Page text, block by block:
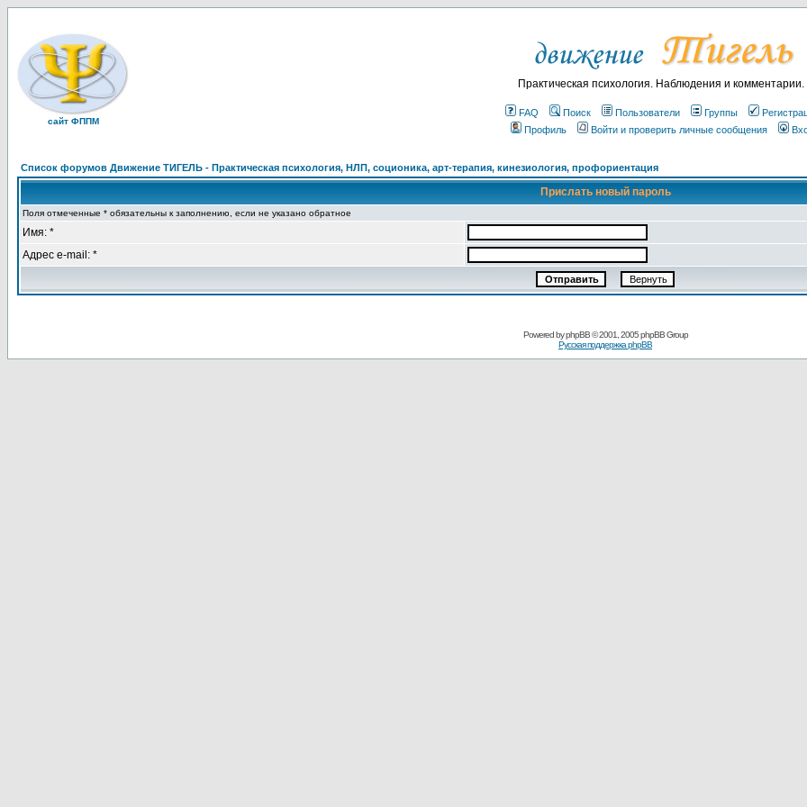
сайт ФППМ
Практическая психология. Наблюдения и комментарии.
FAQ Поиск Пользователи Группы
Профиль
Войти и проверить личные сообщения
Список форумов Движение ТИГЕЛЬ - Практическая психология, НЛП, соционика, арт-терапия, кинезиология, профориентация
Прислать новый пароль
Поля отмеченные * обязательны к заполнению, если не указано обратное
Имя: *
Адрес e-mail: *
Powered byphpBB© 2001, 2005 phpBB Group
Русская поддержка phpBB